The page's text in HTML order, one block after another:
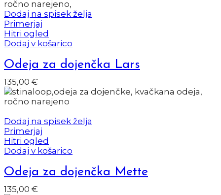
Dodaj na spisek želja
Primerjaj
Hitri ogled
Dodaj v košarico
Odeja za dojenčka Lars
135,00 €
Dodaj na spisek želja
Primerjaj
Hitri ogled
Dodaj v košarico
Odeja za dojenčka Mette
135,00 €